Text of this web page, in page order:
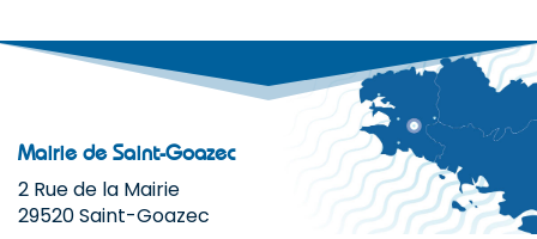
Mairie de Saint-Goazec
2 Rue de la Mairie
29520 Saint-Goazec